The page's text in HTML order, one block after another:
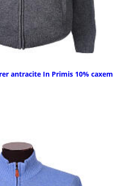
antracite In Primis 10%